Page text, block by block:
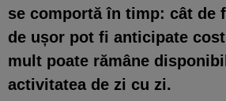
se comportă în timp: cât de
de ușor pot fi anticipate
mult poate rămâne
activitatea de zi cu zi.